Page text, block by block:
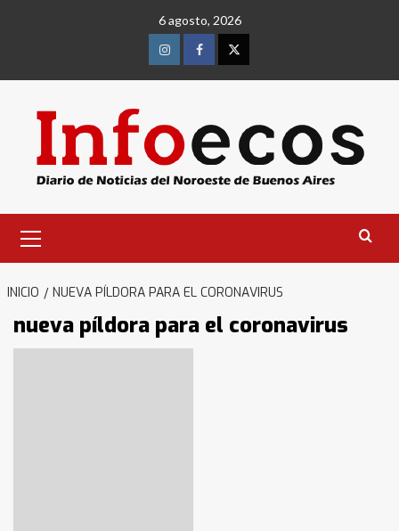
6 agosto, 2026
InstagramFacebookTwitter
primario
INICIO NUEVA PÍLDORA PARA EL CORONAVIRUS
nueva píldora para el coronavirus